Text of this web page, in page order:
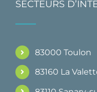
SECTEURS
83000 Toulon
83160 La